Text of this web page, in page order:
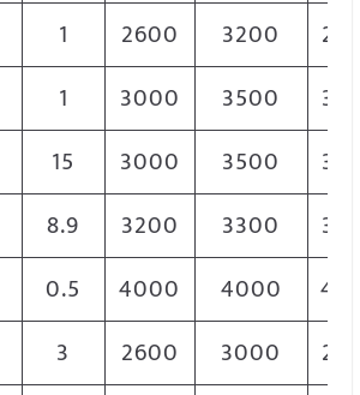
1 2600 3200
1 3000 3500
15 3000 3500
8.9 3200 3300
0.5 4000 4000
3 2600 3000